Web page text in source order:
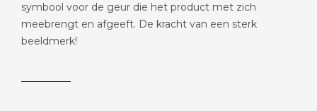
symbool voor de geur die het product met zich
meebrengt en afgeeft. De kracht van een sterk
beeldmerk!